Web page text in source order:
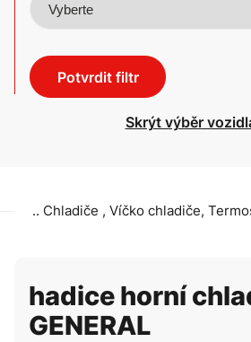
Potvrdit filtr
Skrýt výběr
Chladiče , Víčko chladiče,
hadice horní
GENERAL